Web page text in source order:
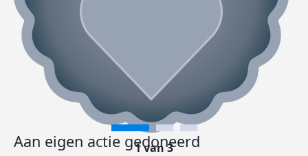
Aan eigen actie gedoneerd
1 van 3